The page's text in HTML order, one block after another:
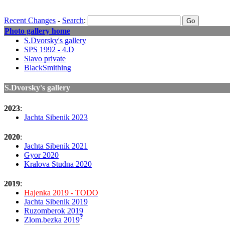
Recent Changes - Search:
Photo gallery home
S.Dvorsky's gallery
SPS 1992 - 4.D
Slavo private
BlackSmithing
S.Dvorsky's gallery
2023:
Jachta Sibenik 2023
2020:
Jachta Sibenik 2021
Gyor 2020
Kralova Studna 2020
2019:
Hajenka 2019 - TODO
Jachta Sibenik 2019
Ruzomberok 2019
Zlom.bezka 2019?